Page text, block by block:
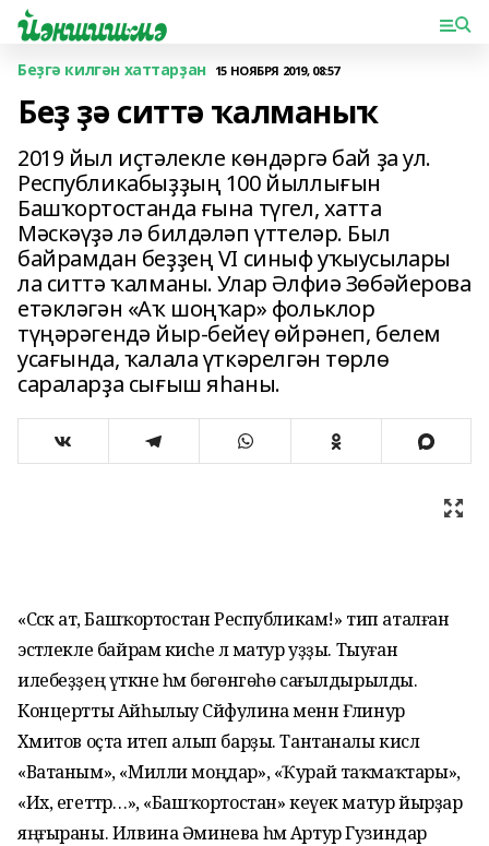
Беҙгә килгән хаттарҙан 15 НОЯБРЯ 2019, 08:57
Беҙ ҙә ситтә ҡалманыҡ
2019 йыл иҫтәлекле көндәргә бай ҙа ул.
Республикабыҙҙың 100 йыллығын
Башҡортостанда ғына түгел, хатта
Мәскәүҙә лә билдәләп үттеләр. Был
байрамдан беҙҙең VI синыф уҡыусылары
ла ситтә ҡалманы. Улар Әлфиә Зөбәйерова
етәкләгән «Аҡ шоңҡар» фольклор
түңәрәгендә йыр-бейеү өйрәнеп, белем
усағында, ҡалала үткәрелгән төрлө
сараларҙа сығыш яһаны.
«Сәскә ат, Башҡортостан Республикам!» тип аталған
эстәлекле байрам кисәһе лә матур уҙҙы. Тыуған
илебеҙҙең үткәне һәм бөгөнгөһө сағылдырылды.
Концертты Айһылыу Сәйфулина менән Ғәлинур
Хәмитов оҫта итеп алып барҙы. Тантаналы кисәлә
«Ватаным», «Милли моңдар», «Ҡурай таҡмаҡтары»,
«Их, егеттәр…», «Башҡортостан» кеүек матур йырҙар
яңғыраны. Илвина Әминева һәм Артур Гузиндар